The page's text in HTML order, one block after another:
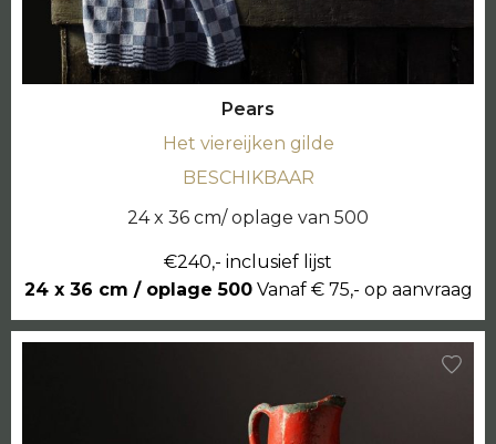
Pears
Het viereijken gilde
BESCHIKBAAR
24 x 36 cm/ oplage van 500
€240,- inclusief lijst
24 x 36 cm / oplage 500Vanaf € 75,- op aanvraag